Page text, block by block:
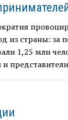
из страны: за
1,25 млн